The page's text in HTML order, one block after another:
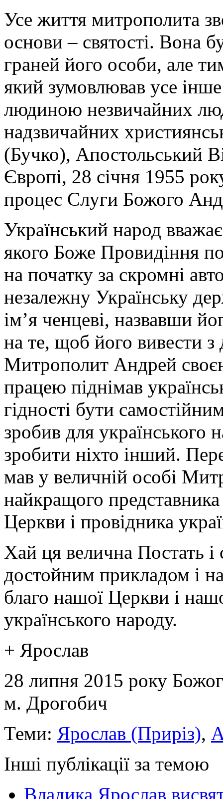
Усе життя митрополита
основи – святості. Вона
граней його особи, але
який зумовлював усе
людиною незвичайних
надзвичайних
(Бучко), Апостольський
Європі, 28 січня 1955
процес Слуги Божого
Український народ
якого Боже Провидіння
на початку за скромні
незалежну Українську
ім’я ченцеві, назвавши
на те, щоб його вивести з
Митрополит Андрей
працею піднімав
гідності бути
зробив для українського
зробити ніхто інший.
мав у величній особі
найкращого представника
Церкви і провідника
Хай ця велична Постать і
достойним прикладом і
благо нашої Церкви і
українського народу.
+ Ярослав
28 липня 2015 року
м. Дрогобич
Теми: Ярослав (Приріз),
Інші публікації за темою
Владика Ярослав